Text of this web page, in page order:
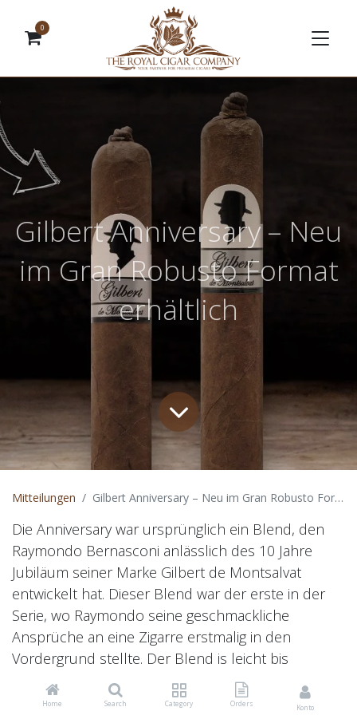
Home Search Category Orders Konto
0
Gilbert Anniversary – Neu
im Gran Robusto Format
erhältlich
Mitteilungen Gilbert Anniversary – Neu im Gran Robusto Format erhältlich
Die Anniversary war ursprünglich ein Blend, den
Raymondo Bernasconi anlässlich des 10 Jahre
Jubiläum seiner Marke Gilbert de Montsalvat
entwickelt hat. Dieser Blend war der erste in der
Serie, wo Raymondo seine geschmackliche
Ansprüche an eine Zigarre erstmalig in den
Vordergrund stellte. Der Blend is leicht bis
mittelkräftig, jedoch sehr aromatisch. Der grosse
Erfolg dieses Blends hat dazu geführt, dass aus